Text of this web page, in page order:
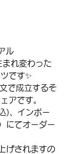
ル
まれ変わった
です✨
で成立するそ
アです。
)、インポー
にてオーダー
げされますの